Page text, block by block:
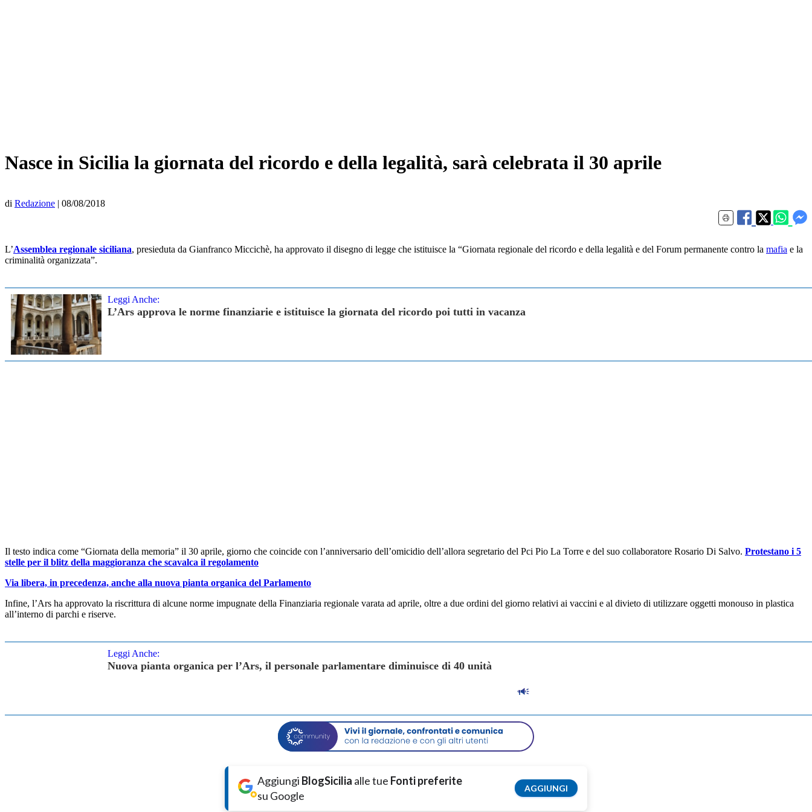
Nasce in Sicilia la giornata del ricordo e della legalità, sarà celebrata il 30 aprile
di Redazione | 08/08/2018
L’Assemblea regionale siciliana, presieduta da Gianfranco Miccichè, ha approvato il disegno di legge che istituisce la “Giornata regionale del ricordo e della legalità e del Forum permanente contro la mafia e la
criminalità organizzata”.
Leggi Anche:
L’Ars approva le norme finanziarie e istituisce la giornata del ricordo poi tutti in vacanza
Il testo indica come “Giornata della memoria” il 30 aprile, giorno che coincide con l’anniversario dell’omicidio dell’allora segretario del Pci Pio La Torre e del suo collaboratore Rosario Di Salvo. Protestano i 5
stelle per il blitz della maggioranza che scavalca il regolamento
Via libera, in precedenza, anche alla nuova pianta organica del Parlamento
Infine, l’Ars ha approvato la riscrittura di alcune norme impugnate della Finanziaria regionale varata ad aprile, oltre a due ordini del giorno relativi ai vaccini e al divieto di utilizzare oggetti monouso in plastica
all’interno di parchi e riserve.
Leggi Anche:
Nuova pianta organica per l’Ars, il personale parlamentare diminuisce di 40 unità
Aggiungi BlogSicilia alle tue Fonti preferite
su Google
AGGIUNGI